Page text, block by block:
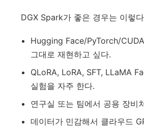
DGX Spark가 좋은 경우는 이렇
Hugging Face/PyTorch/
그대로 재현하고 싶다.
QLoRA, LoRA, SFT, LLaMA
실험을 자주 한다.
연구실 또는 팀에서 공용 장비
데이터가 민감해서 클라우드